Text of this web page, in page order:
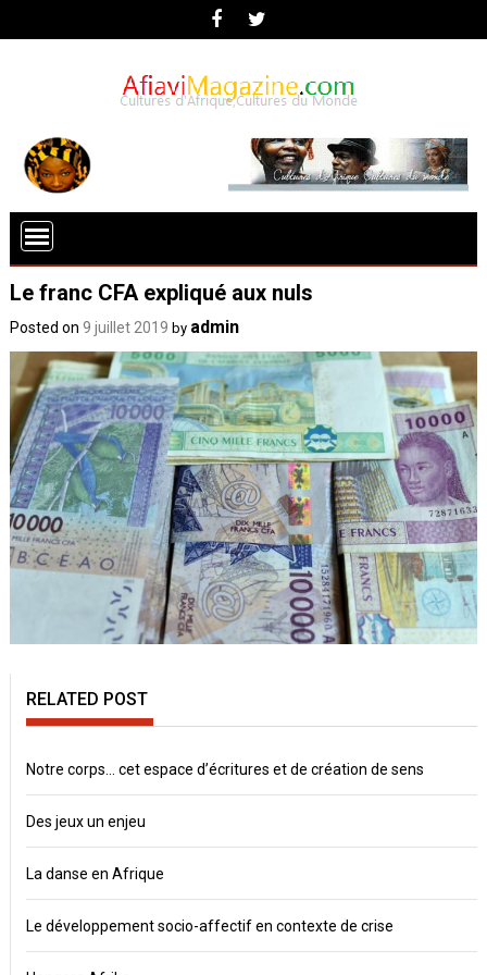
Le franc CFA expliqué aux nuls
Posted on9 juillet 2019 by admin
RELATED POST
Notre corps… cet espace d’écritures et de création de sens
Des jeux un enjeu
La danse en Afrique
Le développement socio-affectif en contexte de crise